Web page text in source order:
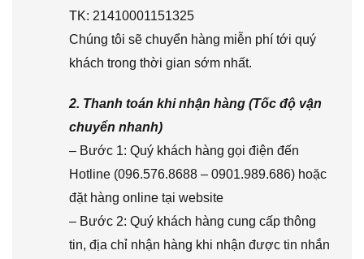
TK: 21410001151325
Chúng tôi sẽ chuyển hàng miễn phí tới quý
khách trong thời gian sớm nhất.
2. Thanh toán khi nhận hàng (Tốc độ vận
chuyển nhanh)
– Bước 1: Quý khách hàng gọi điện đến
Hotline (096.576.8688 – 0901.989.686) hoặc
đặt hàng online tại website
– Bước 2: Quý khách hàng cung cấp thông
tin, địa chỉ nhận hàng khi nhận được tin nhắn